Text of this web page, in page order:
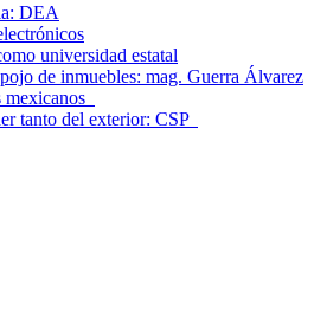
DEA
universidad estatal
de inmuebles: mag. Guerra Álvarez
mexicanos
tanto del exterior: CSP